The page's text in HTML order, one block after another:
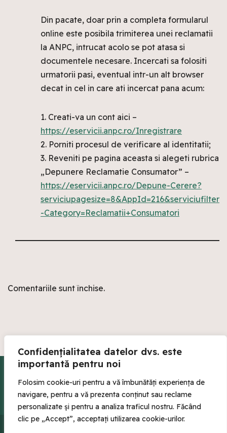
Confidențialitatea datelor dvs. este
importantă pentru noi
Folosim cookie-uri pentru a vă îmbunătăți experiența de
navigare, pentru a vă prezenta conținut sau reclame
personalizate și pentru a analiza traficul nostru. Făcând
clic pe „Accept”, acceptați utilizarea cookie-urilor.
Din pacate, doar prin a completa formularul
online este posibila trimiterea unei reclamatii
la ANPC, intrucat acolo se pot atasa si
documentele necesare. Incercati sa folositi
urmatorii pasi, eventual intr-un alt browser
decat in cel in care ati incercat pana acum:
1. Creati-va un cont aici –
https://eservicii.anpc.ro/Inregistrare
2. Porniti procesul de verificare al identitatii;
3. Reveniti pe pagina aceasta si alegeti rubrica
„Depunere Reclamatie Consumator” –
https://eservicii.anpc.ro/Depune-Cerere?
serviciupagesize=8&AppId=216&serviciufilter
-Category=Reclamatii+Consumatori
Comentariile sunt închise.
Conținutul site-ului nostru este furnizat strict în scopuri educaționale și
informative și nu trebuie interpretat ca sfaturi profesionale de natură
legală. Ne străduim să furnizăm informații actualizate, dar nu oferim
nicio garanție în ceea ce privește exactitatea informațiilor noastre.
Copyright © 2024 sefo.ro - Toate drepturile